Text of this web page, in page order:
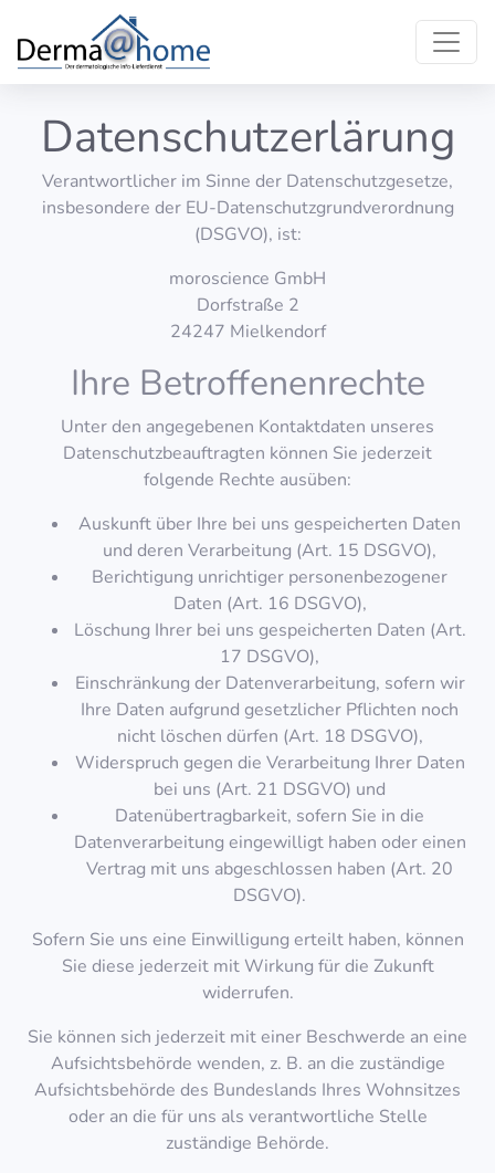
Datenschutzerlärung
Verantwortlicher im Sinne der Datenschutzgesetze,
insbesondere der EU-Datenschutzgrundverordnung
(DSGVO), ist:
moroscience GmbH
Dorfstraße 2
24247 Mielkendorf
Ihre Betroffenenrechte
Unter den angegebenen Kontaktdaten unseres
Datenschutzbeauftragten können Sie jederzeit
folgende Rechte ausüben:
Auskunft über Ihre bei uns gespeicherten Daten
und deren Verarbeitung (Art. 15 DSGVO),
Berichtigung unrichtiger personenbezogener
Daten (Art. 16 DSGVO),
Löschung Ihrer bei uns gespeicherten Daten (Art.
17 DSGVO),
Einschränkung der Datenverarbeitung, sofern wir
Ihre Daten aufgrund gesetzlicher Pflichten noch
nicht löschen dürfen (Art. 18 DSGVO),
Widerspruch gegen die Verarbeitung Ihrer Daten
bei uns (Art. 21 DSGVO) und
Datenübertragbarkeit, sofern Sie in die
Datenverarbeitung eingewilligt haben oder einen
Vertrag mit uns abgeschlossen haben (Art. 20
DSGVO).
Sofern Sie uns eine Einwilligung erteilt haben, können
Sie diese jederzeit mit Wirkung für die Zukunft
widerrufen.
Sie können sich jederzeit mit einer Beschwerde an eine
Aufsichtsbehörde wenden, z. B. an die zuständige
Aufsichtsbehörde des Bundeslands Ihres Wohnsitzes
oder an die für uns als verantwortliche Stelle
zuständige Behörde.